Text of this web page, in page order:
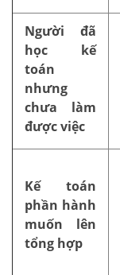
Người đã
học kế
toán
nhưng
chưa làm
được việc
Kế toán
phần hành
muốn lên
tổng hợp